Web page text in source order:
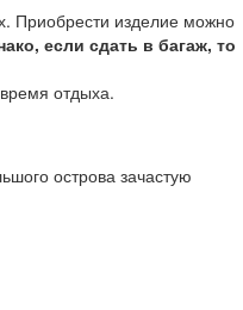
Приобрести изделие можно
если сдать в багаж, то
отдыха.
острова зачастую